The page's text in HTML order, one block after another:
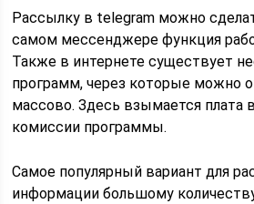
Рассылку в telegram можно
самом мессенджере функция
Также в интернете существует
программ, через которые можно
массово. Здесь взымается плата
комиссии программы.
Самое популярный вариант для
информации большому